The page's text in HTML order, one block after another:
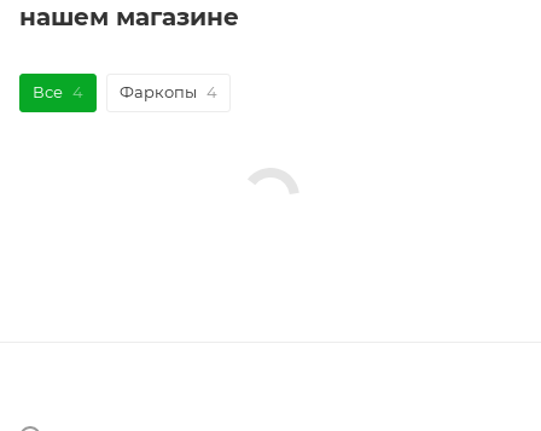
нашем магазине
Все 4 Фаркопы 4